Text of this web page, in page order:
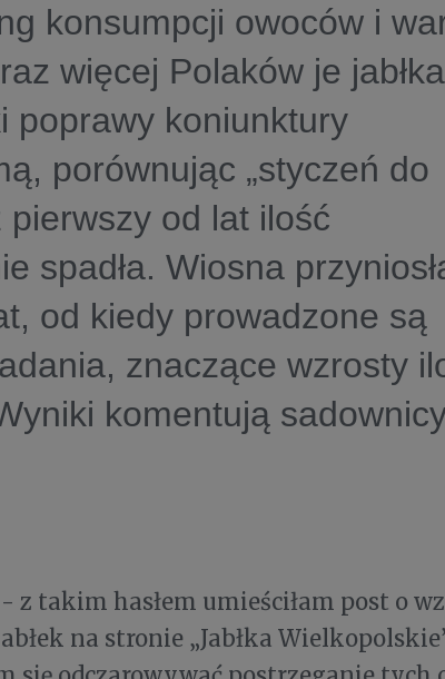
konsumpcji owoców i
więcej Polaków je
poprawy koniunktury
porównując „styczeń do
pierwszy od lat ilość
spadła. Wiosna
od kiedy prowadzone są
znaczące wzrosty
komentują
z takim hasłem umieściłam post o
na stronie „Jabłka